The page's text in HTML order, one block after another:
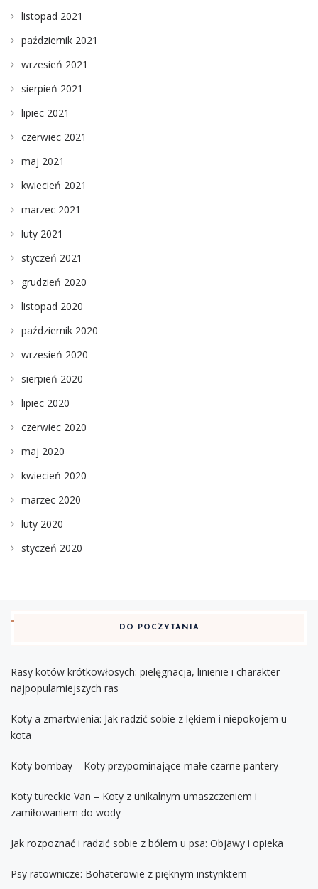
listopad 2021
październik 2021
wrzesień 2021
sierpień 2021
lipiec 2021
czerwiec 2021
maj 2021
kwiecień 2021
marzec 2021
luty 2021
styczeń 2021
grudzień 2020
listopad 2020
październik 2020
wrzesień 2020
sierpień 2020
lipiec 2020
czerwiec 2020
maj 2020
kwiecień 2020
marzec 2020
luty 2020
styczeń 2020
DO POCZYTANIA
Rasy kotów krótkowłosych: pielęgnacja, linienie i charakter
najpopularniejszych ras
Koty a zmartwienia: Jak radzić sobie z lękiem i niepokojem u
kota
Koty bombay – Koty przypominające małe czarne pantery
Koty tureckie Van – Koty z unikalnym umaszczeniem i
zamiłowaniem do wody
Jak rozpoznać i radzić sobie z bólem u psa: Objawy i opieka
Psy ratownicze: Bohaterowie z pięknym instynktem